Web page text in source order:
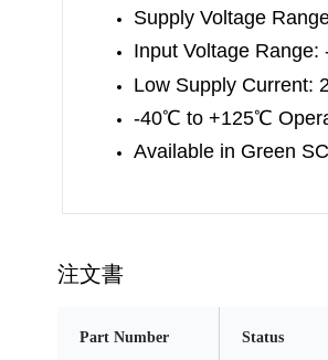
Supply Voltage
Input Voltage
Low Supply Current:
-40℃ to +125℃
Available in Green
注文書
Part Number Status